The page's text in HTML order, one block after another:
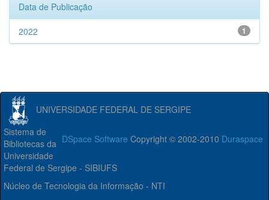
Data de Publicação
1
2022
UNIVERSIDADE FEDERAL DE SERGIPE
DSpace Software Copyright © 2002-2010 Duraspace
Sistema de
Bibliotecas da
Universidade
Federal de Sergipe - SIBIUFS
Núcleo de Tecnologia da Informação - NTI